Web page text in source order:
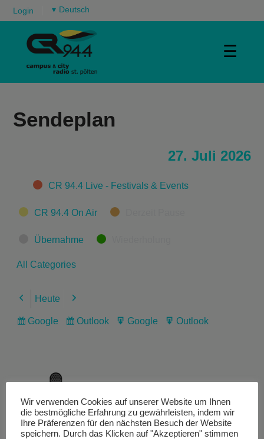
Login ▾
☰
Sendeplan
27. Juli 2026
CategoriesCR 94.4 Live - Festivals & Events
CR 94.4 On Air
Übernahme
All Categories
Previous
Heute Next
Subscribe
Google
Subscribe
Outlook
Export
Google
Export
Outlook
Livestream
Wir verwenden Cookies auf unserer Website um Ihnen
die bestmögliche Erfahrung zu gewährleisten, indem wir
Ihre Präferenzen für den nächsten Besuch der Website
speichern. Durch das Klicken auf "Akzeptieren" stimmen